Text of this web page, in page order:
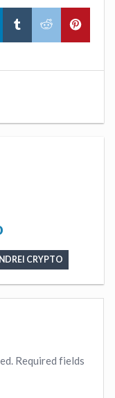
CRYPTO
Required fields